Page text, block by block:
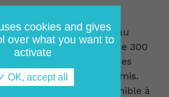
d’un buraliste agréé au
(dans la limite de 300
en présentant l’Avis des
Un reçu vous sera remis.
agréés est disponible à
cookies and gives
over what you want to
activate
OK, accept all